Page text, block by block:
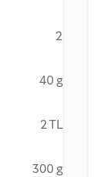
2
40 g
2 TL
300 g